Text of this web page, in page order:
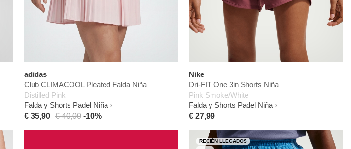
adidas
Club CLIMACOOL Pleated Falda Niña
Distilled Pink
Falda y Shorts Padel Niña
€ 35,90 € 40,00-10%
Nike
Dri-FIT One 3in Shorts Niña
Pink Smoke/White
Falda y Shorts Padel Niña
€ 27,99
RECIÉN LLEGADOS